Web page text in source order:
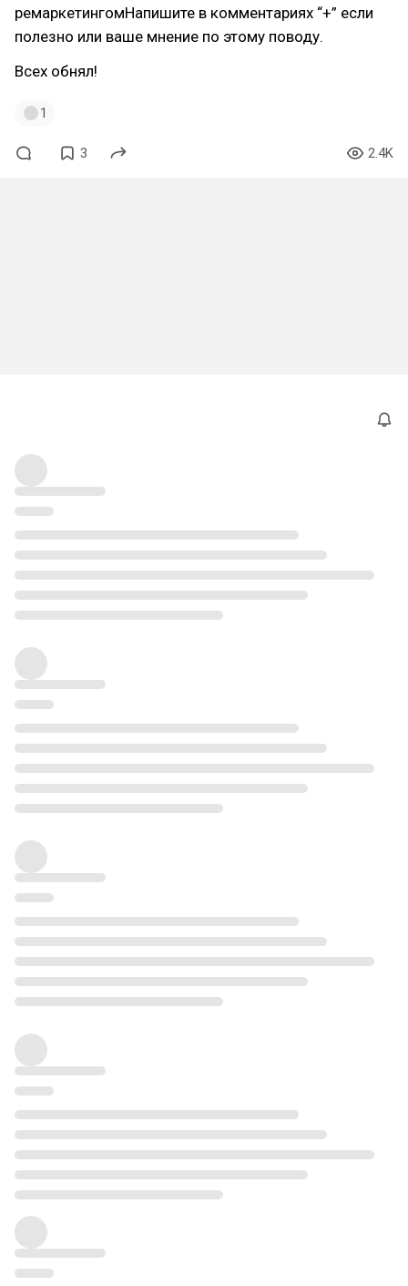
ремаркетингомНапишите в комментариях “+” если
полезно или ваше мнение по этому поводу.
Всех обнял!
1
3 2.4K